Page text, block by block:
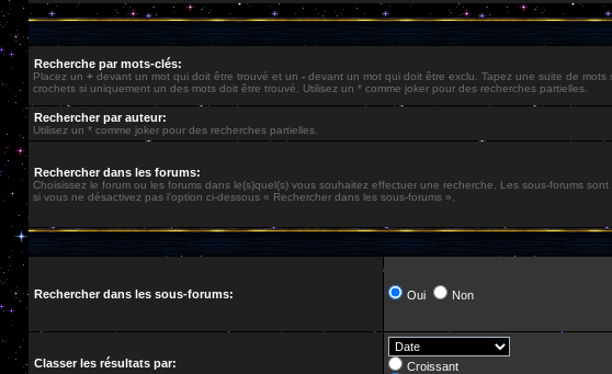
Recherche par mots-clés:
Placez un + devant un mot qui doit être trouvé et un - devant un mot qui doit être exclu. Tapez une suite de mots
crochets si uniquement un des mots doit être trouvé. Utilisez un * comme joker pour des recherches partielles.
Rechercher par auteur:
Utilisez un * comme joker pour des recherches partielles.
Rechercher dans les forums:
Choisissez le forum ou les forums dans le(s)quel(s) vous souhaitez effectuer une recherche. Les sous-forums
si vous ne désactivez pas l’option ci-dessous « Rechercher dans les sous-forums ».
Rechercher dans les sous-forums: Oui Non
Classer les résultats par:
Croissant